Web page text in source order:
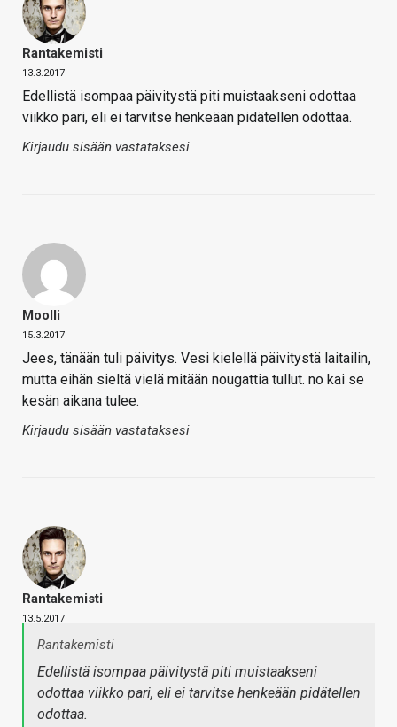
Rantakemisti
13.3.2017
Edellistä isompaa päivitystä piti muistaakseni odottaa
viikko pari, eli ei tarvitse henkeään pidätellen odottaa.
Kirjaudu sisään vastataksesi
Moolli
15.3.2017
Jees, tänään tuli päivitys. Vesi kielellä päivitystä laitailin,
mutta eihän sieltä vielä mitään nougattia tullut. no kai se
kesän aikana tulee.
Kirjaudu sisään vastataksesi
Rantakemisti
13.5.2017
Rantakemisti
Edellistä isompaa päivitystä piti muistaakseni
odottaa viikko pari, eli ei tarvitse henkeään pidätellen
odottaa.